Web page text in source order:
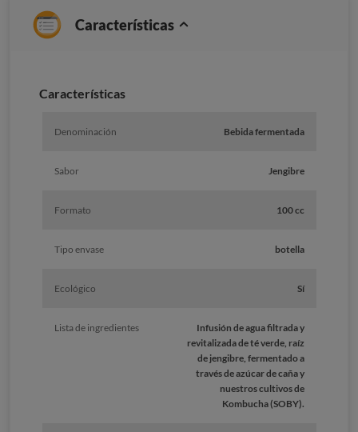
Características
Características
Denominación Bebida fermentada
Sabor Jengibre
Formato 100 cc
Tipo envase botella
Ecológico Sí
Lista de ingredientes
Infusión de agua filtrada y
revitalizada de té verde, raíz
de jengibre, fermentado a
través de azúcar de caña y
nuestros cultivos de
Kombucha (SOBY).